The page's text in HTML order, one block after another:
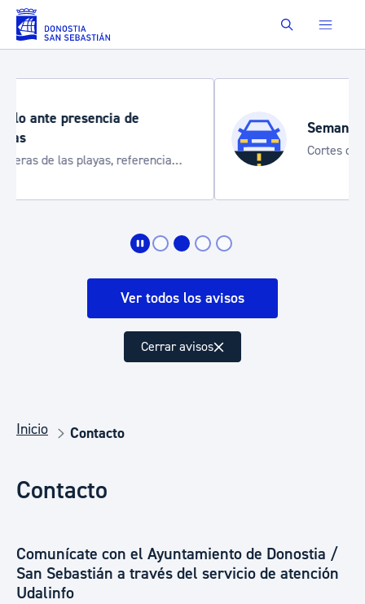
Saltar al contenido principal Buscar
Semana Grande 2026
Cortes de tráfico y servicios especiales
de transporte
Ver todos los avisos
Cerrar avisos
Inicio Contacto
Contacto
Comunícate con el Ayuntamiento de Donostia /
San Sebastián a través del servicio de atención
Udalinfo